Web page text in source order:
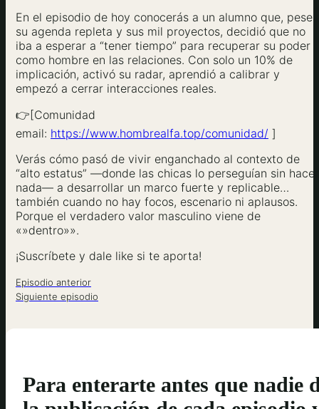
En el episodio de hoy conocerás a un alumno que, pese
su agenda repleta y sus mil proyectos, decidió que no
iba a esperar a “tener tiempo” para recuperar su poder
como hombre en las relaciones. Con solo un 10% de
implicación, activó su radar, aprendió a calibrar y
empezó a cerrar interacciones reales.
👉[Comunidad
email: https://www.hombrealfa.top/comunidad/ ]
Verás cómo pasó de vivir enganchado al contexto de
“alto estatus” —donde las chicas lo perseguían sin hacer
nada— a desarrollar un marco fuerte y replicable…
también cuando no hay focos, escenario ni aplausos.
Porque el verdadero valor masculino viene de
«»dentro»».
¡Suscríbete y dale like si te aporta!
Episodio anterior
Siguiente episodio
Para enterarte antes que nadie